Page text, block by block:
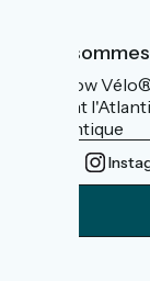
Qui
La Flow
reliant
l’Atlantique